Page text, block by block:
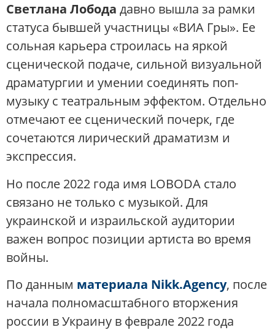
Светлана Лобода давно вышла за рамки
статуса бывшей участницы «ВИА Гры». Ее
сольная карьера строилась на яркой
сценической подаче, сильной визуальной
драматургии и умении соединять поп-
музыку с театральным эффектом. Отдельно
отмечают ее сценический почерк, где
сочетаются лирический драматизм и
экспрессия.
Но после 2022 года имя LOBODA стало
связано не только с музыкой. Для
украинской и израильской аудитории
важен вопрос позиции артиста во время
войны.
По данным материала Nikk.Agency, после
начала полномасштабного вторжения
россии в Украину в феврале 2022 года